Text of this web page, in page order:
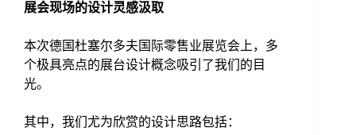
展会现场的设计灵感汲取
本次德国杜塞尔多夫国际零售业展览会上，多
个极具亮点的展台设计概念吸引了我们的目
光。
其中，我们尤为欣赏的设计思路包括：